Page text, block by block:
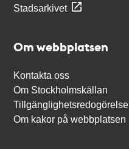
Stadsarkivet
Om webbplatsen
Kontakta oss
Om Stockholmskällan
Tillgänglighetsredogörelse
Om kakor på webbplatsen